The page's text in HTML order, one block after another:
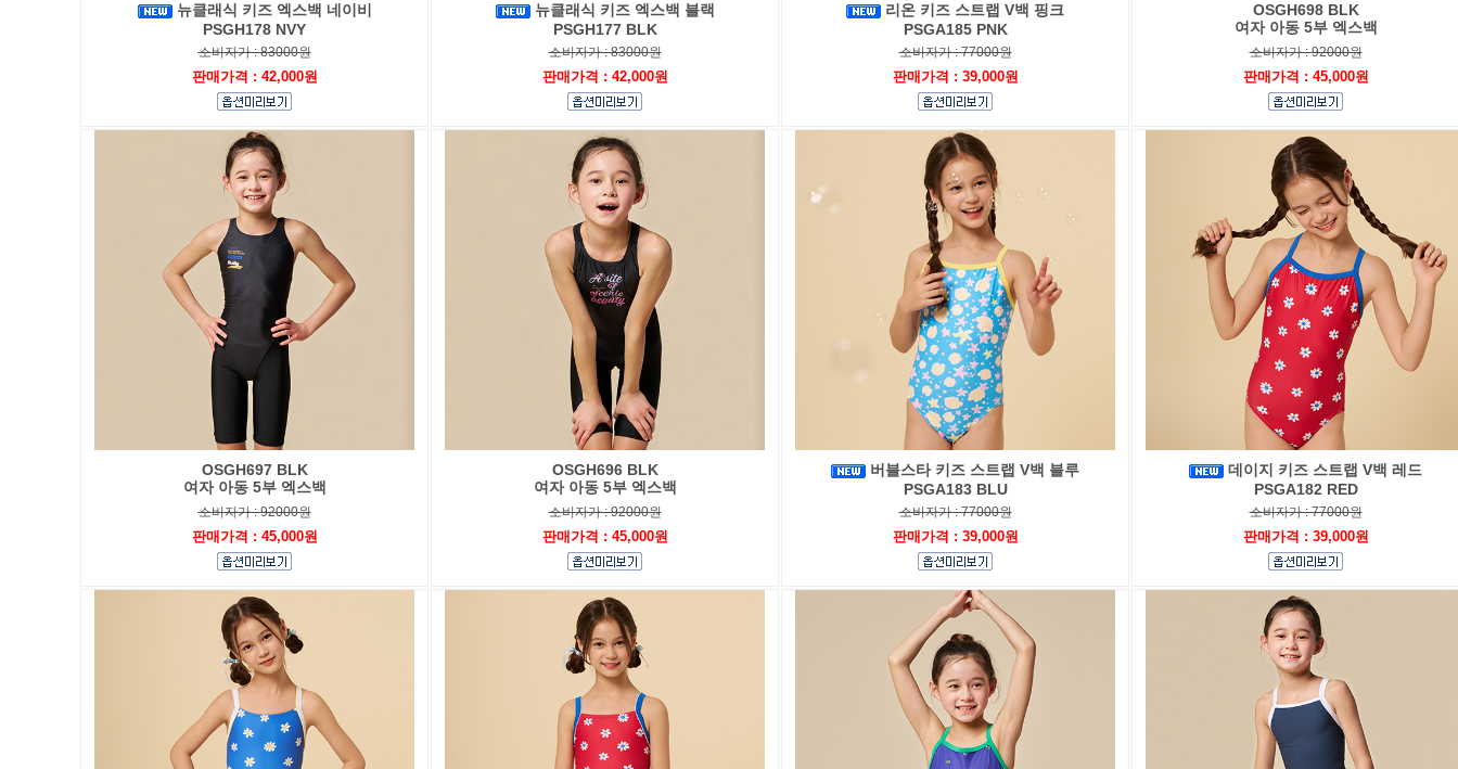
뉴클래식 키즈 엑스백 네이비
PSGH178 NVY
소비자가 : 83000원
판매가격 : 42,000원
뉴클래식 키즈 엑스백 블랙
PSGH177 BLK
소비자가 : 83000원
판매가격 : 42,000원
리온 키즈 스트랩 V백 핑크
PSGA185 PNK
소비자가 : 77000원
판매가격 : 39,000원
OSGH698 BLK
여자 아동 5부 엑스백
소비자가 : 92000원
판매가격 : 45,000원
OSGH697 BLK
여자 아동 5부 엑스백
소비자가 : 92000원
판매가격 : 45,000원
OSGH696 BLK
여자 아동 5부 엑스백
소비자가 : 92000원
판매가격 : 45,000원
버블스타 키즈 스트랩 V백 블루
PSGA183 BLU
소비자가 : 77000원
판매가격 : 39,000원
데이지 키즈 스트랩 V백 레드
PSGA182 RED
소비자가 : 77000원
판매가격 : 39,000원